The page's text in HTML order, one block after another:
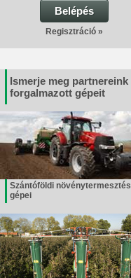
Belépés
Regisztráció »
Ismerje meg partnereink
forgalmazott gépeit
Szántóföldi növénytermesztés
gépei